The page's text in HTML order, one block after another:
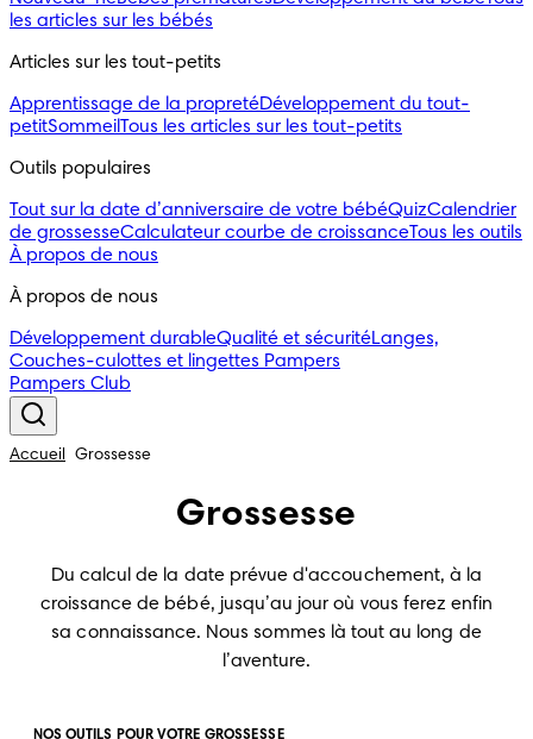
les articles sur les bébés
Articles sur les tout-petits
Apprentissage de la propretéDéveloppement du tout-
petitSommeilTous les articles sur les tout-petits
Outils populaires
Tout sur la date d’anniversaire de votre bébéQuizCalendrier
de grossesseCalculateur courbe de croissanceTous les outils
À propos de nous
À propos de nous
Développement durableQualité et sécuritéLanges,
Couches-culottes et lingettes Pampers
Pampers Club
Accueil Grossesse
Grossesse
Du calcul de la date prévue d'accouchement, à la
croissance de bébé, jusqu’au jour où vous ferez enfin
sa connaissance. Nous sommes là tout au long de
l’aventure.
NOS OUTILS POUR VOTRE GROSSESSE